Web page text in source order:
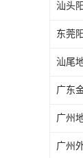
汕头
东莞
汕尾
广东
广州